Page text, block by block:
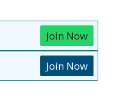
Join Now
Join Now